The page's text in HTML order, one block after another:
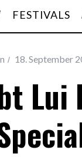
FESTIVALS
18. September
Lui